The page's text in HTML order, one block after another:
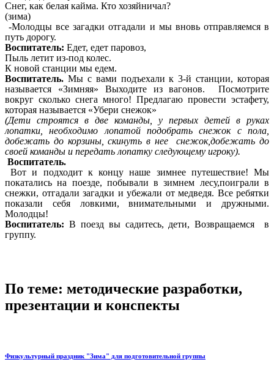
Снег, как белая кайма. Кто хозяйничал?
(зима)
-Молодцы все загадки отгадали и мы вновь отправляемся в
путь дорогу.
Воспитатель: Едет, едет паровоз,
Пыль летит из-под колес.
К новой станции мы едем.
Воспитатель. Мы с вами подъехали к 3-й станции, которая
называется «Зимняя» Выходите из вагонов. Посмотрите
вокруг сколько снега много! Предлагаю провести эстафету,
которая называется «Убери снежок»
(Дети строятся в две команды, у первых детей в руках
лопатки, необходимо лопатой подобрать снежок с пола,
добежать до корзины, скинуть в нее снежок,добежать до
своей команды и передать лопатку следующему игроку).
Воспитатель.
Вот и подходит к концу наше зимнее путешествие! Мы
покатались на поезде, побывали в зимнем лесу,поиграли в
снежки, отгадали загадки и убежали от медведя. Все ребятки
показали себя ловкими, внимательными и дружными.
Молодцы!
Воспитатель: В поезд вы садитесь, дети, Возвращаемся в
группу.
По теме: методические разработки,
презентации и конспекты
Физкультурный праздник "Зима" для подготовительной группы